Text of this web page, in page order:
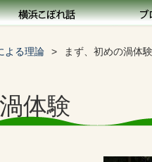
よる理論 まず、初めの渦体験
体験